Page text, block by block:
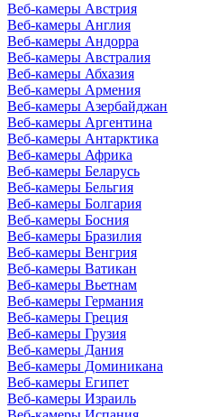
Веб-камеры Австрия
Веб-камеры Англия
Веб-камеры Андорра
Веб-камеры Австралия
Веб-камеры Абхазия
Веб-камеры Армения
Веб-камеры Азербайджан
Веб-камеры Аргентина
Веб-камеры Антарктика
Веб-камеры Африка
Веб-камеры Беларусь
Веб-камеры Бельгия
Веб-камеры Болгария
Веб-камеры Босния
Веб-камеры Бразилия
Веб-камеры Венгрия
Веб-камеры Ватикан
Веб-камеры Вьетнам
Веб-камеры Германия
Веб-камеры Греция
Веб-камеры Грузия
Веб-камеры Дания
Веб-камеры Доминикана
Веб-камеры Египет
Веб-камеры Израиль